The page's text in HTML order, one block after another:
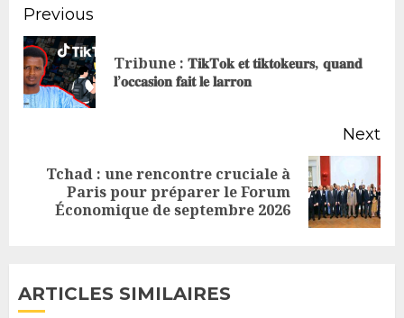
Continue
Reading
Previous
Tribune : 𝐓𝐢𝐤𝐓𝐨𝐤 𝐞𝐭 𝐭𝐢𝐤𝐭𝐨𝐤𝐞𝐮𝐫𝐬, 𝐪𝐮𝐚𝐧𝐝
𝐥’𝐨𝐜𝐜𝐚𝐬𝐢𝐨𝐧 𝐟𝐚𝐢𝐭 𝐥𝐞 𝐥𝐚𝐫𝐫𝐨𝐧
Next
Next
post:
Tchad : une rencontre cruciale à
Paris pour préparer le Forum
Économique de septembre 2026
ARTICLES SIMILAIRES